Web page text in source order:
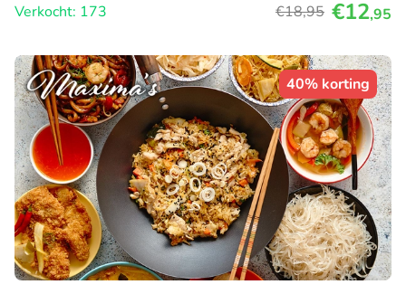
Verkocht: 173 €18,95 €12,95
40% korting